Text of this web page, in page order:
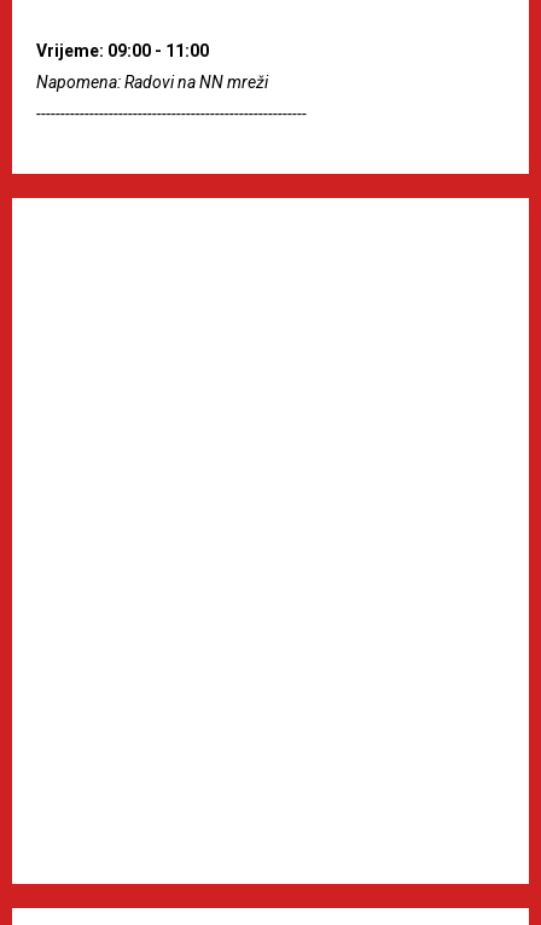
Vrijeme: 09:00 - 11:00
Napomena: Radovi na NN mreži
--------------------------------------------------------